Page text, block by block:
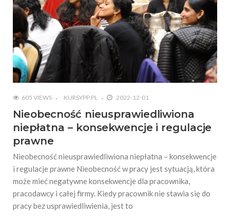
605 VIEWS KURSYPP.PL 2022-12-01
Nieobecność nieusprawiedliwiona
niepłatna – konsekwencje i regulacje
prawne
Nieobecność nieusprawiedliwiona niepłatna – konsekwencje
i regulacje prawne Nieobecność w pracy jest sytuacją, która
może mieć negatywne konsekwencje dla pracownika,
pracodawcy i całej firmy. Kiedy pracownik nie stawia się do
pracy bez usprawiedliwienia, jest to